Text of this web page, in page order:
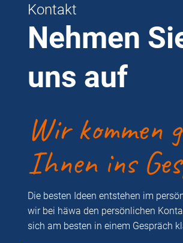
Kontakt
Nehmen
uns auf
Wir kommen
Ihnen ins
Die besten Ideen entstehen im
wir bei häwa den persönlichen
sich am besten in einem Gespräch